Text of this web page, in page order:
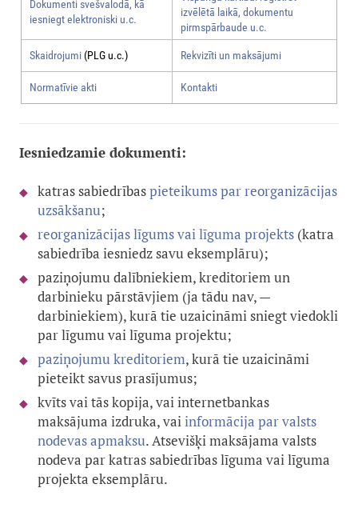
Dokumenti svešvalodā, kā
iesniegt elektroniski u.c.
izvēlētā laikā, dokumentu
pirmspārbaude u.c.
Skaidrojumi(PLG u.c.) Rekvizīti un maksājumi
Normatīvie akti Kontakti
Iesniedzamie dokumenti:
katras sabiedrībaspieteikums par reorganizācijas
uzsākšanu;
reorganizācijas līgums vai līguma projekts (katra
sabiedrība iesniedz savu eksemplāru);
paziņojumu dalībniekiem, kreditoriem un
darbinieku pārstāvjiem (ja tādu nav, —
darbiniekiem), kurā tie uzaicināmi sniegt viedokli
par līgumu vai līguma projektu;
paziņojumu kreditoriem, kurā tie uzaicināmi
pieteikt savus prasījumus;
kvīts vai tās kopija, vai internetbankas
maksājuma izdruka, vaiinformācija par valsts
nodevas apmaksu. Atsevišķi maksājama valsts
nodeva par katras sabiedrības līguma vai līguma
projekta eksemplāru.